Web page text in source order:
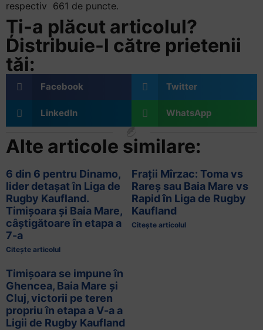
respectiv 661 de puncte.
Ți-a plăcut articolul?
Distribuie-l către prietenii
tăi:
Facebook Twitter
LinkedIn WhatsApp
Alte articole similare:
6 din 6 pentru Dinamo,
lider detașat în Liga de
Rugby Kaufland.
Timișoara și Baia Mare,
câștigătoare în etapa a
7-a
Citește articolul
Frații Mîrzac: Toma vs
Rareș sau Baia Mare vs
Rapid în Liga de Rugby
Kaufland
Citește articolul
Timișoara se impune în
Ghencea, Baia Mare și
Cluj, victorii pe teren
propriu în etapa a V-a a
Ligii de Rugby Kaufland